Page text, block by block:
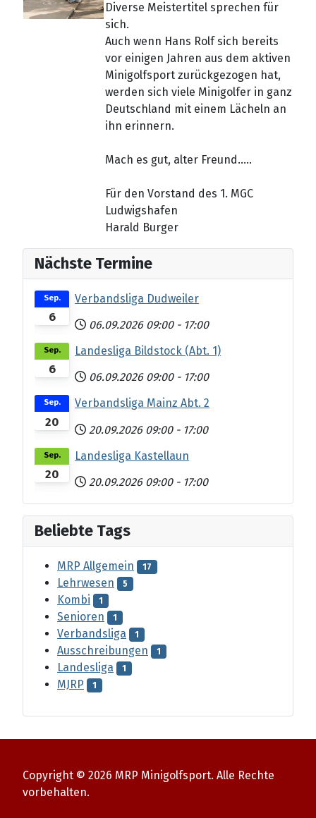
Diverse Meistertitel sprechen für
sich.
Auch wenn Hans Rolf sich bereits
vor einigen Jahren aus dem aktiven
Minigolfsport zurückgezogen hat,
werden sich viele Minigolfer in ganz
Deutschland mit einem Lächeln an
ihn erinnern.
Mach es gut, alter Freund.....
Für den Vorstand des 1. MGC
Ludwigshafen
Harald Burger
Nächste Termine
6
Sep.
Verbandsliga Dudweiler
06.09.2026 09:00 - 17:00
6
Sep.
Landesliga Bildstock (Abt. 1)
06.09.2026 09:00 - 17:00
20
Sep.
Verbandsliga Mainz Abt. 2
20.09.2026 09:00 - 17:00
20
Sep.
Landesliga Kastellaun
20.09.2026 09:00 - 17:00
Beliebte Tags
MRP Allgemein 17
Lehrwesen 5
Kombi 1
Senioren 1
Verbandsliga 1
Ausschreibungen 1
Landesliga 1
MJRP 1
Copyright © 2026 MRP Minigolfsport. Alle Rechte
vorbehalten.